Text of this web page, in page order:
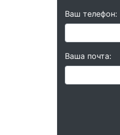
Ваш телефон:
Ваша почта: